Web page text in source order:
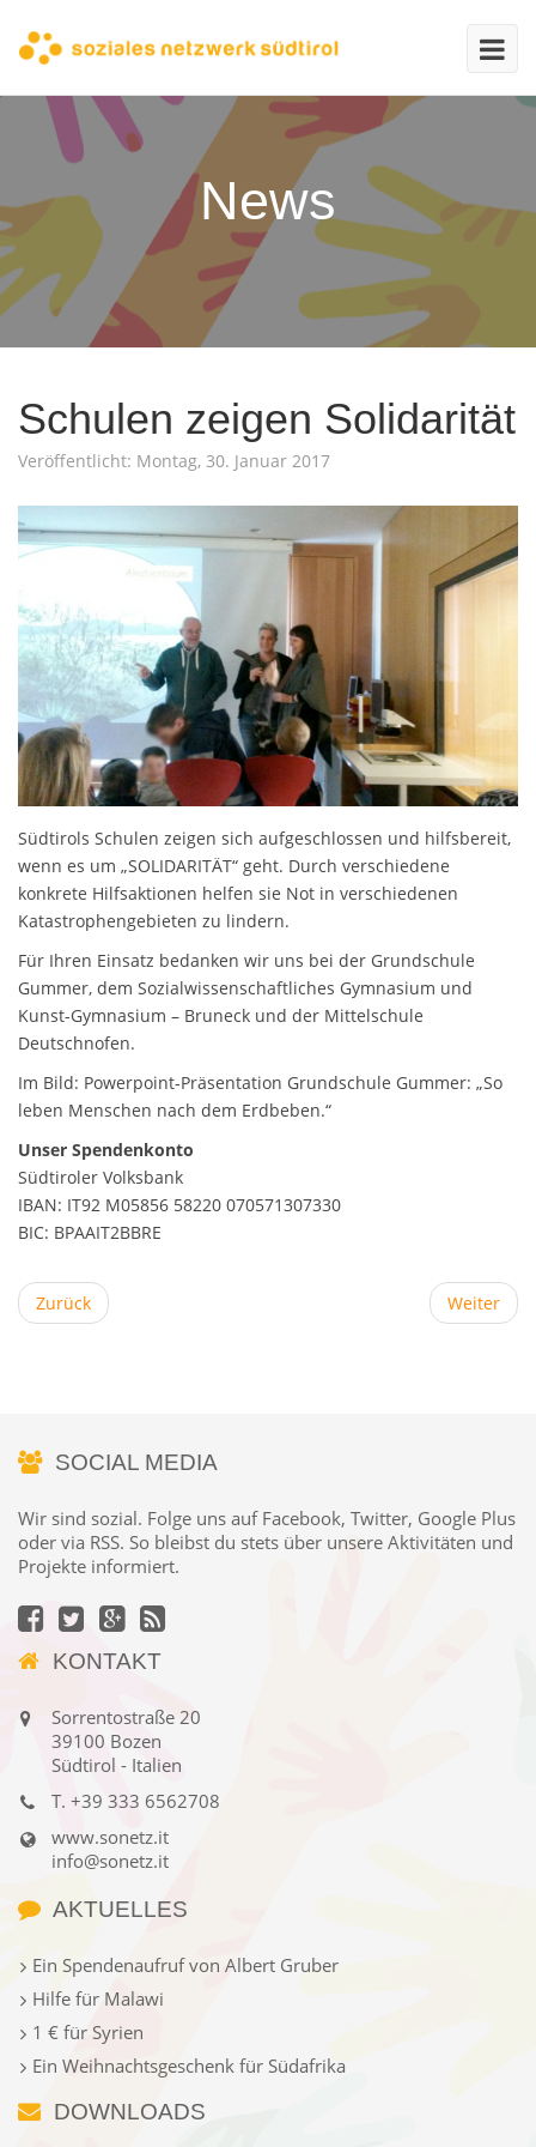
News
Schulen zeigen Solidarität
Veröffentlicht: Montag, 30. Januar 2017
Südtirols Schulen zeigen sich aufgeschlossen und hilfsbereit,
wenn es um „SOLIDARITÄT“ geht. Durch verschiedene
konkrete Hilfsaktionen helfen sie Not in verschiedenen
Katastrophengebieten zu lindern.
Für Ihren Einsatz bedanken wir uns bei der Grundschule
Gummer, dem Sozialwissenschaftliches Gymnasium und
Kunst-Gymnasium – Bruneck und der Mittelschule
Deutschnofen.
Im Bild: Powerpoint-Präsentation Grundschule Gummer: „So
leben Menschen nach dem Erdbeben.“
Unser Spendenkonto
Südtiroler Volksbank
IBAN: IT92 M05856 58220 070571307330
BIC: BPAAIT2BBRE
Zurück Weiter
SOCIAL MEDIA
Wir sind sozial. Folge uns auf Facebook, Twitter, Google Plus
oder via RSS. So bleibst du stets über unsere Aktivitäten und
Projekte informiert.
KONTAKT
Sorrentostraße 20
39100 Bozen
Südtirol - Italien
T. +39 333 6562708
www.sonetz.it
info@sonetz.it
AKTUELLES
Ein Spendenaufruf von Albert Gruber
Hilfe für Malawi
1 € für Syrien
Ein Weihnachtsgeschenk für Südafrika
DOWNLOADS